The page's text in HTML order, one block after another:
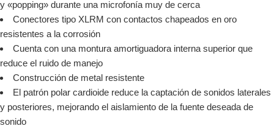
y «popping» durante una microfonía muy de cerca
Conectores tipo XLRM con contactos chapeados en oro
resistentes a la corrosión
Cuenta con una montura amortiguadora interna superior que
reduce el ruido de manejo
Construcción de metal resistente
El patrón polar cardioide reduce la captación de sonidos laterales
y posteriores, mejorando el aislamiento de la fuente deseada de
sonido